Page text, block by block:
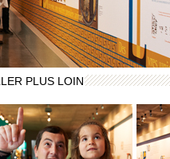
PLUS LOIN